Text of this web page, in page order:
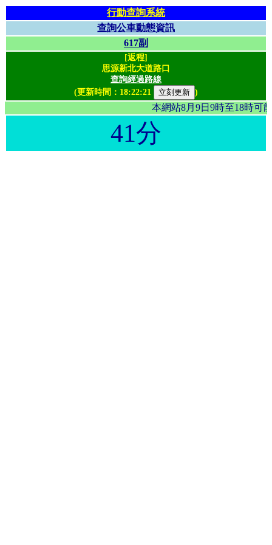
行動查詢系統
查詢公車動態資訊
617副
[返程]
思源新北大道路口
查詢經過路線
(更新時間： 18:22:21 )
本網站8月9日9時至18
41分